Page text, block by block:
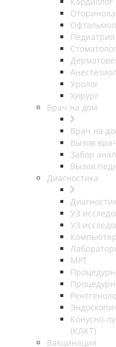
Педиатрия
Стоматолог
Уролог
Хирург
Врач на дом
Врач на
Вызов
Забор
Вызов
Диагностика
УЗ
УЗ
МРТ
Конусно-
(КЛКТ)
Вакцинация